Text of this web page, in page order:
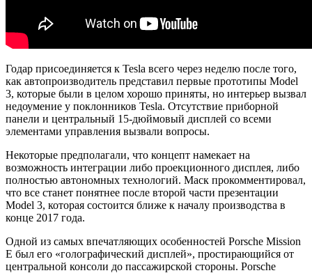
Годар присоединяется к Tesla всего через неделю после того,
как автопроизводитель представил первые прототипы Model
3, которые были в целом хорошо приняты, но интерьер вызвал
недоумение у поклонников Tesla. Отсутствие приборной
панели и центральный 15-дюймовый дисплей со всеми
элементами управления вызвали вопросы.
Некоторые предполагали, что концепт намекает на
возможность интеграции либо проекционного дисплея, либо
полностью автономных технологий. Маск прокомментировал,
что все станет понятнее после второй части презентации
Model 3, которая состоится ближе к началу производства в
конце 2017 года.
Одной из самых впечатляющих особенностей Porsche Mission
E был его «голографический дисплей», простирающийся от
центральной консоли до пассажирской стороны. Porsche